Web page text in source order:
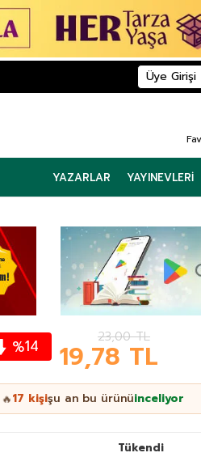
Üye Girişi
YAZARLAR YAYINEVLERI
%14 23,00TL
19,78 TL
🔥17 kişişu an bu ürünüinceliyor
Tükendi